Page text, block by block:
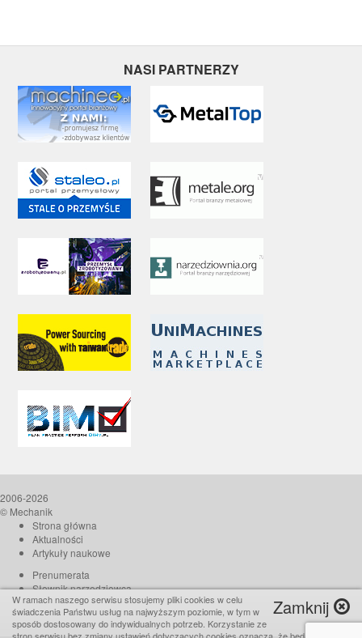
NASI PARTNERZY
2006-2026
© Mechanik
Strona główna
Aktualności
Artykuły naukowe
Prenumerata
Słownik narzędziowca
O czasopiśmie
Reklama
Zamknij
W ramach naszego serwisu stosujemy pliki cookies w celu
świadczenia Państwu usług na najwyższym poziomie, w tym w
sposób dostosowany do indywidualnych potrzeb. Korzystanie ze